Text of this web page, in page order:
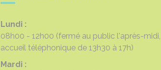
Lundi :
08h00 - 12h00 (fermé au public l'après-midi,
accueil téléphonique de 13h30 à 17h)
Mardi :